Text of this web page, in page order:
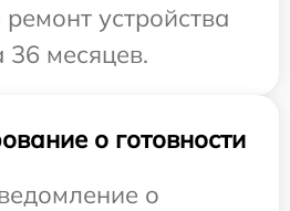
устройства
36 месяцев.
о готовности
о